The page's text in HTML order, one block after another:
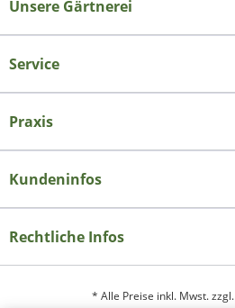
Unsere Gärtnerei
Service
Praxis
Kundeninfos
Rechtliche Infos
* Alle Preise inkl. Mwst. zzgl.